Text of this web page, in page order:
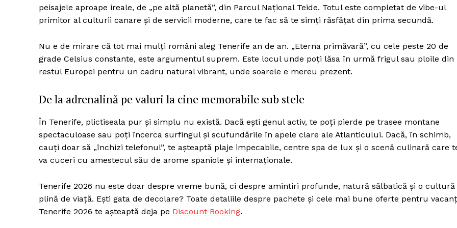
peisajele aproape ireale, de „pe altă planetă”, din Parcul Național Teide. Totul este completat de vibe-ul
primitor al culturii canare și de servicii moderne, care te fac să te simți răsfățat din prima secundă.
Nu e de mirare că tot mai mulți români aleg Tenerife an de an. „Eterna primăvară”, cu cele peste 20 de
grade Celsius constante, este argumentul suprem. Este locul unde poți lăsa în urmă frigul sau ploile din
restul Europei pentru un cadru natural vibrant, unde soarele e mereu prezent.
De la adrenalină pe valuri la cine memorabile sub stele
În Tenerife, plictiseala pur și simplu nu există. Dacă ești genul activ, te poți pierde pe trasee montane
spectaculoase sau poți încerca surfingul și scufundările în apele clare ale Atlanticului. Dacă, în schimb,
cauți doar să „închizi telefonul”, te așteaptă plaje impecabile, centre spa de lux și o scenă culinară care
va cuceri cu amestecul său de arome spaniole și internaționale.
Tenerife 2026 nu este doar despre vreme bună, ci despre amintiri profunde, natură sălbatică și o cultură
plină de viață. Ești gata de decolare? Toate detaliile despre pachete și cele mai bune oferte pentru
Tenerife 2026 te așteaptă deja pe Discount Booking.